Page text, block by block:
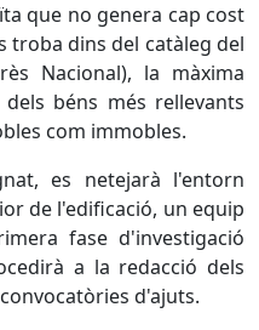
que no genera cap cost
troba dins del catàleg del
Nacional), la màxima
béns més rellevants
com immobles.
es netejarà l'entorn
de l'edificació, un equip
fase d'investigació
a la redacció dels
d'ajuts.